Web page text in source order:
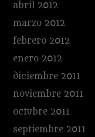
abril 2012
marzo 2012
febrero 2012
enero 2012
diciembre 2011
noviembre 2011
octubre 2011
septiembre 2011